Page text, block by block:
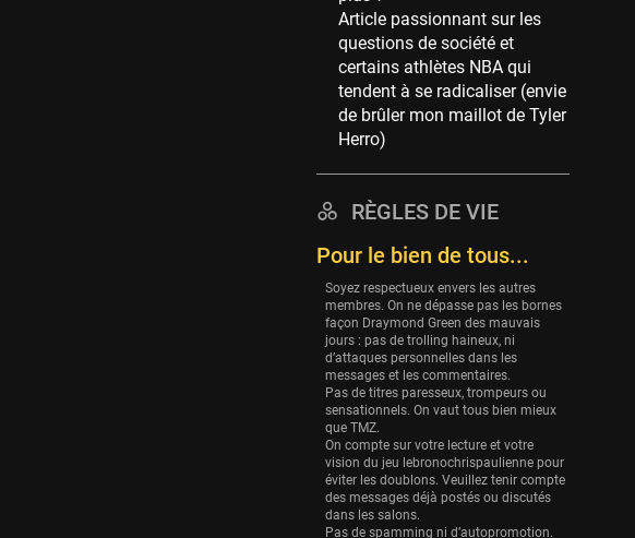
Euroleague
34 sessions
Charlotte Hornets
32 sessions
Washington Wizards
Portland Trail Blazers
27 sessions
Eurobasket
25 sessions
Detroit Pistons
25 sessions
Brooklyn Nets
24 sessions
Sacramento Kings
Article passionnant sur les
questions de société et
certains athlètes NBA qui
tendent à se radicaliser (envie
de brûler mon maillot de Tyler
Herro)
RÈGLES DE VIE
Pour le bien de tous...
Soyez respectueux envers les autres
membres. On ne dépasse pas les bornes
façon Draymond Green des mauvais
jours : pas de trolling haineux, ni
d’attaques personnelles dans les
messages et les commentaires.
Pas de titres paresseux, trompeurs ou
sensationnels. On vaut tous bien mieux
que TMZ.
On compte sur votre lecture et votre
vision du jeu lebronochrispaulienne pour
éviter les doublons. Veuillez tenir compte
des messages déjà postés ou discutés
dans les salons.
Pas de spamming ni d’autopromotion.